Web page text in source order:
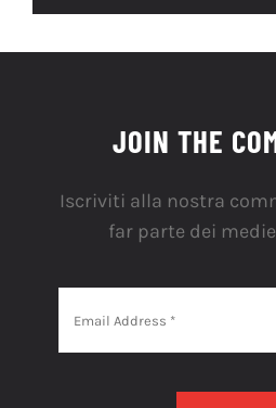
JOIN THE
Iscriviti alla nostra
far parte dei